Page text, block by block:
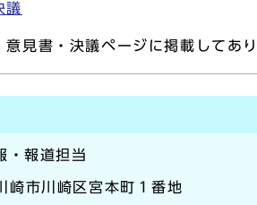
議
意見書・決議ページに掲載してあ
・報道担当
市川崎区宮本町１番地